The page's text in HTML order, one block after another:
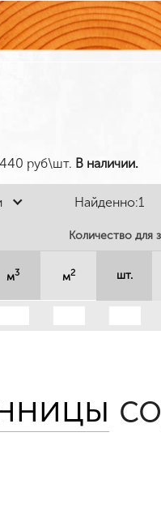
руб\шт. В наличии.
Найденно:1
Количество для
м3 м2 шт.